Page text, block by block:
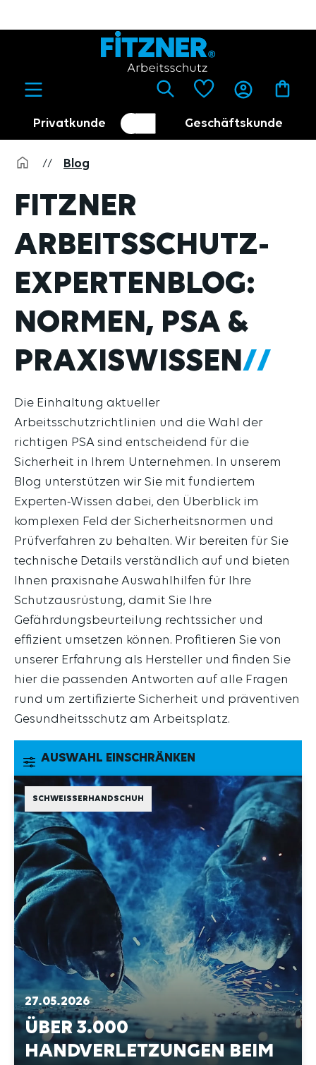
Kundenumschalter
// Blog
FITZNER
ARBEITSSCHUTZ-
EXPERTENBLOG:
NORMEN, PSA &
PRAXISWISSEN
Arbeitsschutzrichtlinien und die Wahl der
richtigen PSA sind entscheidend für die
Sicherheit in Ihrem Unternehmen. In unserem
Blog unterstützen wir Sie mit fundiertem
Experten-Wissen dabei, den Überblick im
komplexen Feld der Sicherheitsnormen und
Prüfverfahren zu behalten. Wir bereiten für Sie
technische Details verständlich auf und bieten
Ihnen praxisnahe Auswahlhilfen für Ihre
Schutzausrüstung, damit Sie Ihre
Gefährdungsbeurteilung rechtssicher und
effizient umsetzen können. Profitieren Sie von
unserer Erfahrung als Hersteller und finden Sie
hier die passenden Antworten auf alle Fragen
rund um zertifizierte Sicherheit und präventiven
Gesundheitsschutz am Arbeitsplatz.
AUSWAHL EINSCHRÄNKEN
SCHWEISSERHANDSCHUH
27.05.2026
ÜBER 3.000
HANDVERLETZUNGEN BEIM
SCHWEISSEN – ES GIBT NOCH V